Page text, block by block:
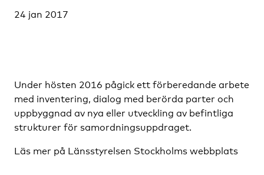
24 jan 2017
Under hösten 2016 pågick ett förberedande arbete
med inventering, dialog med berörda parter och
uppbyggnad av nya eller utveckling av befintliga
strukturer för samordningsuppdraget.
Läs mer på Länsstyrelsen Stockholms webbplats